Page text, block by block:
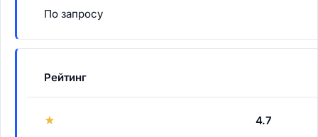
По запросу
Рейтинг
★ 4.7